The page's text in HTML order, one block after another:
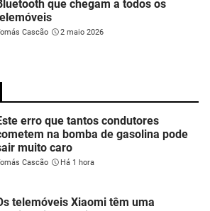
que chegam a todos os
Cascão 2 maio 2026
erro que tantos condutores
na bomba de gasolina pode
muito caro
Cascão Há 1 hora
telemóveis Xiaomi têm uma